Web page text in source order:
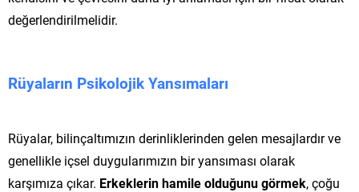
değerlendirilmelidir.
Rüyaların Psikolojik Yansımaları
Rüyalar, bilinçaltımızın derinliklerinden gelen mesajlardır ve
genellikle içsel duygularımızın bir yansıması olarak
karşımıza çıkar. Erkeklerin hamile olduğunu görmek, çoğu